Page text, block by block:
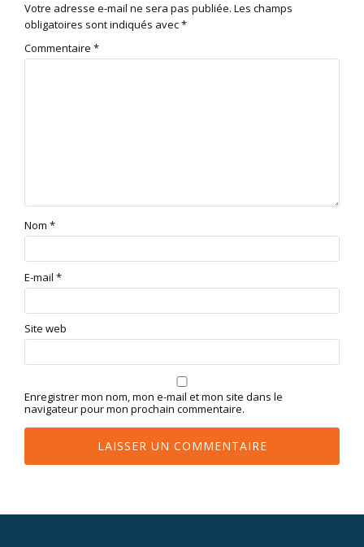
Votre adresse e-mail ne sera pas publiée. Les champs
obligatoires sont indiqués avec*
Commentaire *
Nom *
E-mail *
Site web
Enregistrer mon nom, mon e-mail et mon site dans le
navigateur pour mon prochain commentaire.